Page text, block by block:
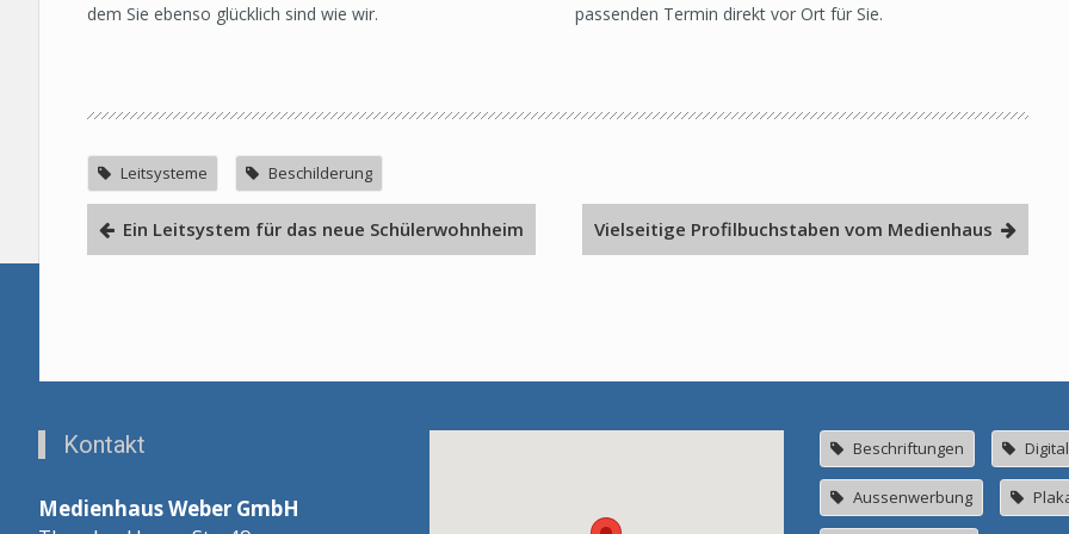
dem Sie ebenso glücklich sind wie wir. passenden Termin direkt vor Ort für Sie.
Leitsysteme Beschilderung
Ein Leitsystem für das neue Schülerwohnheim Vielseitige Profilbuchstaben vom Medienhaus
Kontakt
Medienhaus Weber GmbH
Beschriftungen
Aussenwerbung